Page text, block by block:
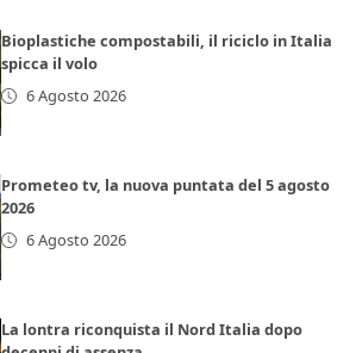
Bioplastiche compostabili, il riciclo in Italia
spicca il volo
6 Agosto 2026
Prometeo tv, la nuova puntata del 5 agosto
2026
6 Agosto 2026
La lontra riconquista il Nord Italia dopo